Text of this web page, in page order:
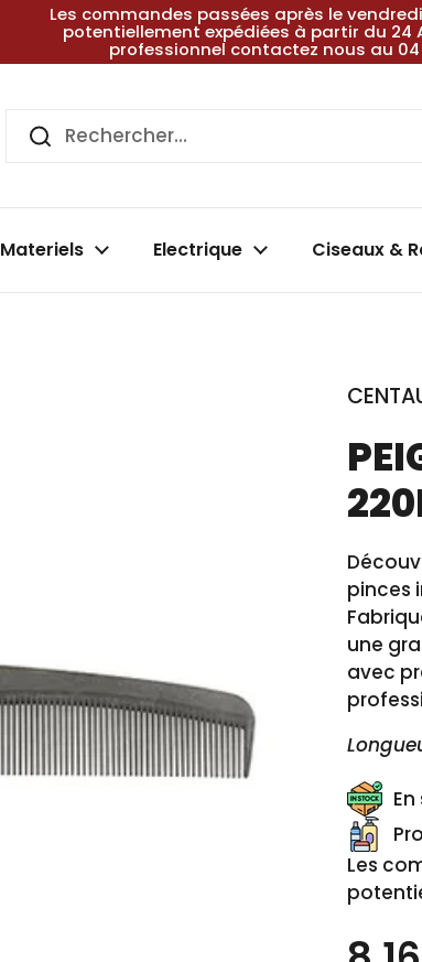
Les commandes passées après le
potentiellement expédiées à partir du 24
professionnel contactez nous au 04
Materiels Electrique Ciseaux &
pinces
une
avec
Les